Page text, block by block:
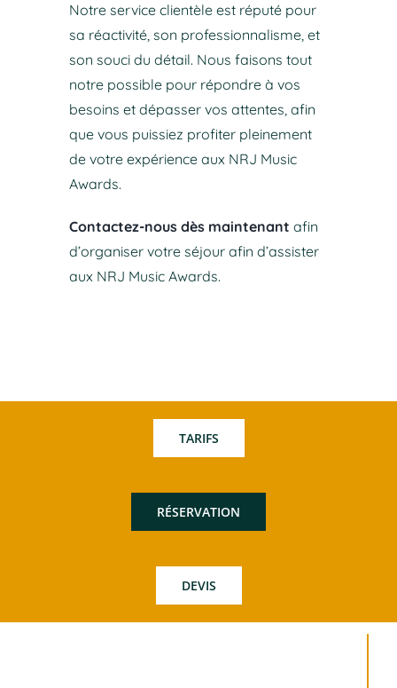
Notre service clientèle est réputé pour
sa réactivité, son professionnalisme, et
son souci du détail. Nous faisons tout
notre possible pour répondre à vos
besoins et dépasser vos attentes, afin
que vous puissiez profiter pleinement
de votre expérience aux NRJ Music
Awards.
Contactez-nous dès maintenant afin
d’organiser votre séjour afin d’assister
aux NRJ Music Awards.
TARIFS
RÉSERVATION
DEVIS